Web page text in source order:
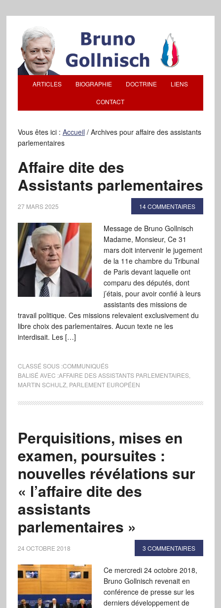
ARTICLES BIOGRAPHIE DOCTRINE LIENS
CONTACT
Vous êtes ici : Accueil /Archives pour affaire des assistants
parlementaires
Affaire dite des
Assistants parlementaires
27 MARS 2025 14 COMMENTAIRES
Message de Bruno Gollnisch
Madame, Monsieur, Ce 31
mars doit intervenir le jugement
de la 11e chambre du Tribunal
de Paris devant laquelle ont
comparu des députés, dont
j’étais, pour avoir confié à leurs
assistants des missions de
travail politique. Ces missions relevaient exclusivement du
libre choix des parlementaires. Aucun texte ne les
interdisait. Les […]
CLASSÉ SOUS :COMMUNIQUÉS
BALISÉ AVEC :AFFAIRE DES ASSISTANTS PARLEMENTAIRES,
MARTIN SCHULZ, PARLEMENT EUROPÉEN
Perquisitions, mises en
examen, poursuites :
nouvelles révélations sur
« l’affaire dite des
assistants
parlementaires »
24 OCTOBRE 2018 3 COMMENTAIRES
Ce mercredi 24 octobre 2018,
Bruno Gollnisch revenait en
conférence de presse sur les
derniers développement de